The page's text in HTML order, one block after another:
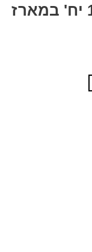
מברשת טופז פלסטיק - 12 יח' במארז